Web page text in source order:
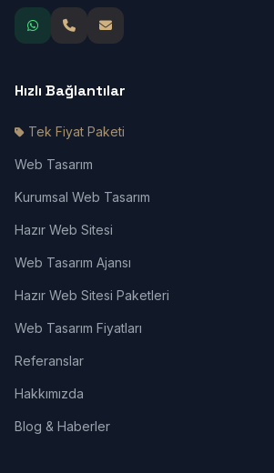
Hızlı Bağlantılar
Tek Fiyat Paketi
Web Tasarım
Kurumsal Web Tasarım
Hazır Web Sitesi
Web Tasarım Ajansı
Hazır Web Sitesi Paketleri
Web Tasarım Fiyatları
Referanslar
Hakkımızda
Blog & Haberler